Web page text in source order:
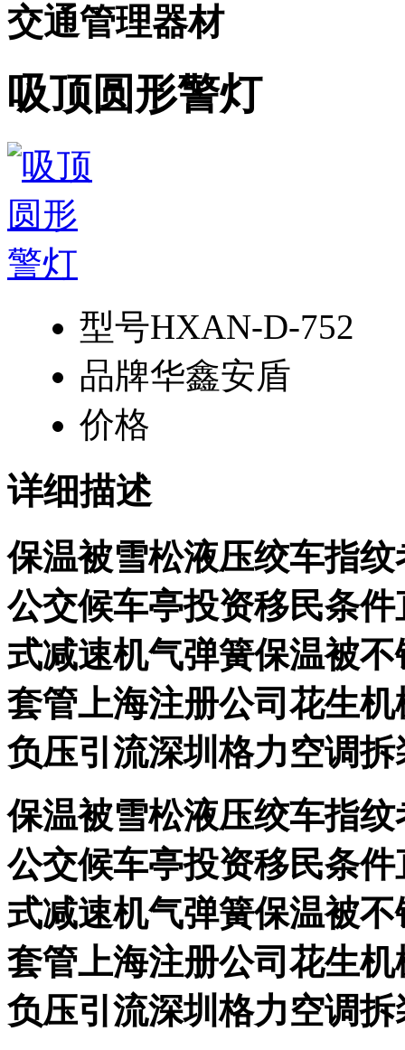
交通管理器材
吸顶圆形警灯
型号HXAN-D-752
品牌华鑫安盾
价格
详细描述
保温被雪松液压绞车指
公交候车亭投资移民条
式减速机气弹簧保温被
套管上海注册公司花生
负压引流深圳格力空调拆
保温被雪松液压绞车指
公交候车亭投资移民条
式减速机气弹簧保温被
套管上海注册公司花生
负压引流深圳格力空调拆